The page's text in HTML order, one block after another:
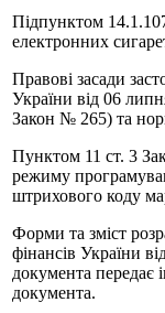
Підпунктом
електронних
Правові засади
України від 06
Закон № 265) та
Пунктом 11 ст. 3
режиму
штрихового коду
Форми та зміст
фінансів України
документа передає
документа.